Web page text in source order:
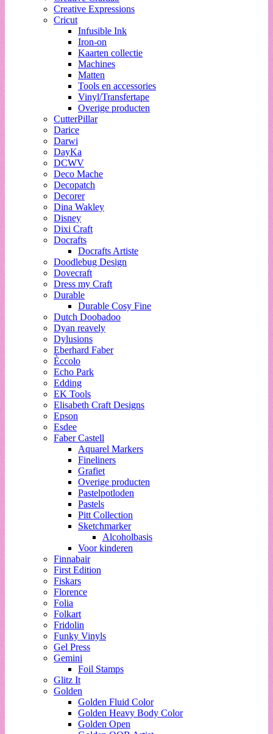
Creative Expressions
Cricut
Infusible Ink
Iron-on
Kaarten collectie
Machines
Matten
Tools en accessories
Vinyl/Transfertape
Overige producten
CutterPillar
Darice
Darwi
DayKa
DCWV
Deco Mache
Decopatch
Decorer
Dina Wakley
Disney
Dixi Craft
Docrafts
Docrafts Artiste
Doodlebug Design
Dovecraft
Dress my Craft
Durable
Durable Cosy Fine
Dutch Doobadoo
Dyan reavely
Dylusions
Eberhard Faber
Èccolo
Echo Park
Edding
EK Tools
Elisabeth Craft Designs
Epson
Esdee
Faber Castell
Aquarel Markers
Fineliners
Grafiet
Overige producten
Pastelpotloden
Pastels
Pitt Collection
Sketchmarker
Alcoholbasis
Voor kinderen
Finnabair
First Edition
Fiskars
Florence
Folia
Folkart
Fridolin
Funky Vinyls
Gel Press
Gemini
Foil Stamps
Glitz It
Golden
Golden Fluid Color
Golden Heavy Body Color
Golden Open